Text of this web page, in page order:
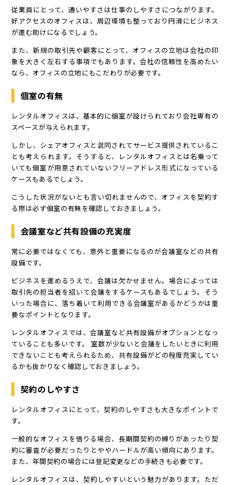
従業員にとって、通いやすさは仕事のしやすさにつながります。
好アクセスのオフィスは、周辺環境も整っており円滑にビジネス
が進む助けになるでしょう。
また、新規の取引先や顧客にとって、オフィスの立地は会社の印
象を大きく左右する事項でもあります。会社の信頼性を高めたい
なら、オフィスの立地にもこだわりが必要です。
個室の有無
レンタルオフィスは、基本的に個室が設けられており会社専有の
スペースが与えられます。
しかし、シェアオフィスと混同されてサービス提供されているこ
とも考えられます。そうすると、レンタルオフィスとは名乗って
いても個室が用意されていないフリーアドレス形式になっている
ケースもあるでしょう。
こうした状況がないとも言い切れませんので、オフィスを契約す
る際は必ず個室の有無を確認しておきましょう。
会議室など共有設備の充実度
常に必要ではなくても、意外と重要になるのが会議室などの共有
設備です。
ビジネスを進めるうえで、会議は欠かせません。場合によっては
取引先の担当者を招いて会議をするケースもあるでしょう。そう
いった場合に、落ち着いて利用できる会議室があるかどうかは重
要なポイントとなります。
レンタルオフィスでは、会議室など共有設備がオプションとなっ
ていることも多いです。 室数が少ないと会議をしたいときに利用
できないことも考えられるため、共有設備がどの程度充実してい
るかも抜かりなく確認しておきましょう。
契約のしやすさ
レンタルオフィスにとって、契約のしやすさも大きなポイントで
す。
一般的なオフィスを借りる場合、長期間契約の縛りがあったり契
約に審査が必要だったりとややハードルが高い傾向にあります。
また、年間契約の場合には登記変更などの手続きも必要です。
レンタルオフィスは、契約しやすいという魅力があります。ただ